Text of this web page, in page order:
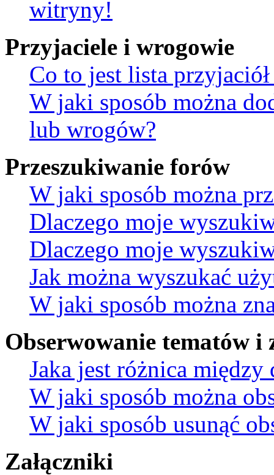
witryny!
Przyjaciele i wrogowie
Co to jest lista
W jaki sposób można
lub wrogów?
Przeszukiwanie forów
W jaki sposób można
Dlaczego moje
Dlaczego moje
Jak można wyszukać
W jaki sposób można
Obserwowanie tematów i
Jaka jest różnica między
W jaki sposób można
W jaki sposób usunąć
Załączniki